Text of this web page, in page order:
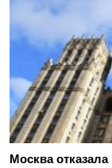
Москва